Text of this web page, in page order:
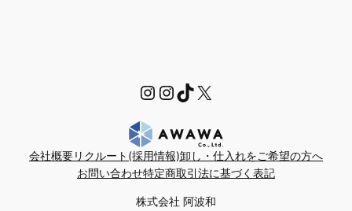
https://
Instagram
TikTok
X
会社概要リクルート(採用情報)卸し・仕入れをご希望の方へ
お問い合わせ特定商取引法に基づく表記
株式会社 阿波和